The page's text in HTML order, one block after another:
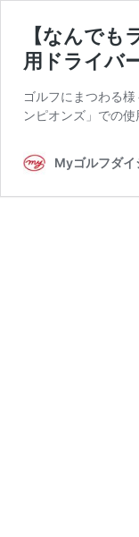
【なんで
用ドライバ
ゴルフにまつわる
ンピオンズ」での
Myゴルフダイ